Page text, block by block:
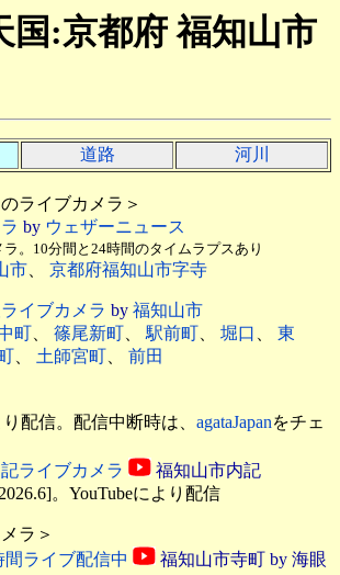
国:京都府 福知山市
道路 河川
ライブカメラ＞
by ウェザーニュース
。10分間と24時間のタイムラプスあり
市、 京都府福知山市字寺
イブカメラ by 福知山市
町、 篠尾新町、駅前町、 堀口 、 東
、 土師宮町、 前田
配信。配信中断時は、 agataJapanをチェ
ライブカメラ
福知山市内記
。YouTubeにより配信
ラ＞
ライブ配信中
福知山市寺町 by 海眼